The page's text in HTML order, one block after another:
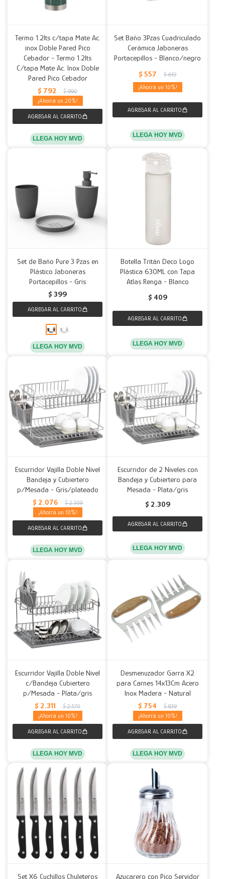
Termo 1.2lts c/tapa Mate Ac.
inox Doble Pared Pico
Cebador - Termo 1.2lts
C/tapa Mate Ac. Inox Doble
Pared Pico Cebador
$ 792 $ 990
20
LLEGA HOY MVD
Set Baño 3Pzas Cuadriculado
Cerámica Jaboneras
Portacepillos - Blanco/negro
$ 557 $ 619
10
LLEGA HOY MVD
Set de Baño Pure 3 Pzas en
Plástico Jaboneras
Portacepillos - Gris
$ 399
LLEGA HOY MVD
Botella Tritán Deco Logo
Plástica 630ML con Tapa
Atlas Renga - Blanco
$ 409
LLEGA HOY MVD
Escurridor Vajilla Doble Nivel
Bandeja y Cubiertero
p/Mesada - Gris/plateado
$ 2.076 $ 2.309
10
LLEGA HOY MVD
Escurridor de 2 Niveles con
Bandeja y Cubiertero para
Mesada - Plata/gris
$ 2.309
LLEGA HOY MVD
Escurridor Vajilla Doble Nivel
c/Bandeja Cubiertero
p/Mesada - Plata/gris
$ 2.311 $ 2.570
10
LLEGA HOY MVD
Desmenuzador Garra X2
para Carnes 14x13Cm Acero
Inox Madera - Natural
$ 754 $ 839
10
LLEGA HOY MVD
Set X6 Cuchillos Chuleteros
Azucarero con Pico Servidor